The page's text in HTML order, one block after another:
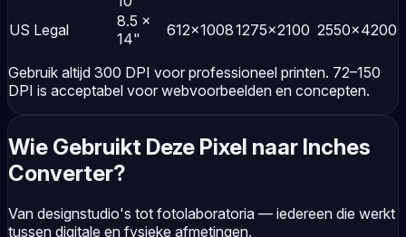
US Legal
8.5 ×
14"
612×10081275×2100 2550×4200
Gebruik altijd 300 DPI voor professioneel printen. 72–150
DPI is acceptabel voor webvoorbeelden en concepten.
Wie Gebruikt Deze Pixel naar Inches
Converter?
Van designstudio's tot fotolaboratoria — iedereen die werkt
tussen digitale en fysieke afmetingen.